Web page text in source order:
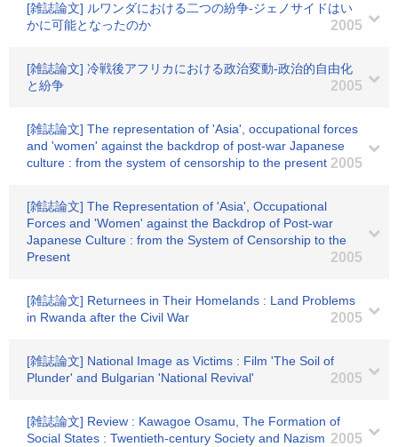
[雑誌論文] ルワンダにおける二つの紛争-ジェノサイドはい
かに可能となったのか
2005
[雑誌論文] 冷戦後アフリカにおける政治変動-政治的自由化
と紛争
2005
[雑誌論文] The representation of 'Asia', occupational forces
and 'women' against the backdrop of post-war Japanese
culture : from the system of censorship to the present 2005
[雑誌論文] The Representation of 'Asia', Occupational
Forces and 'Women' against the Backdrop of Post-war
Japanese Culture : from the System of Censorship to the
Present
2005
[雑誌論文] Returnees in Their Homelands : Land Problems
in Rwanda after the Civil War
2005
[雑誌論文] National Image as Victims : Film 'The Soil of
Plunder' and Bulgarian 'National Revival'
2005
[雑誌論文] Review : Kawagoe Osamu, The Formation of
Social States : Twentieth-century Society and Nazism 2005